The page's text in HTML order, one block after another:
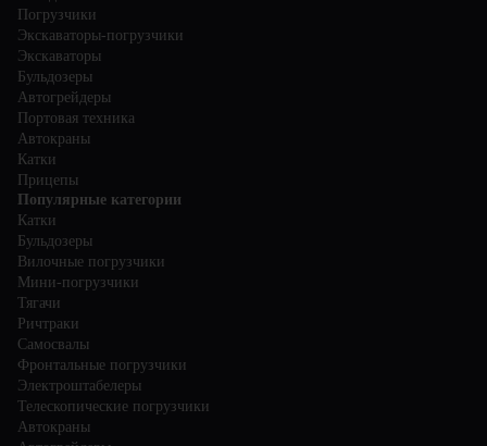
Погрузчики
Экскаваторы-погрузчики
Экскаваторы
Бульдозеры
Автогрейдеры
Портовая техника
Автокраны
Катки
Прицепы
Популярные категории
Катки
Бульдозеры
Вилочные погрузчики
Мини-погрузчики
Тягачи
Ричтраки
Самосвалы
Фронтальные погрузчики
Электроштабелеры
Телескопические погрузчики
Автокраны